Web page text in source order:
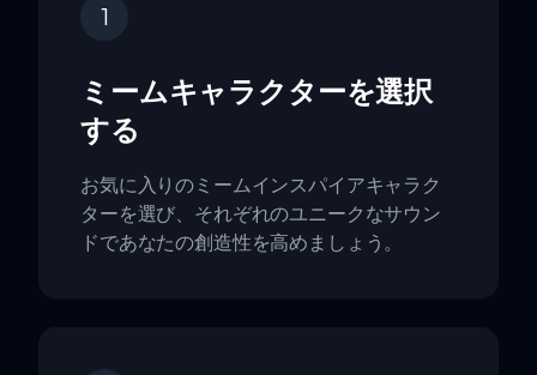
1
ミームキャラクターを選択
する
お気に入りのミームインスパイアキャラク
ターを選び、それぞれのユニークなサウン
ドであなたの創造性を高めましょう。